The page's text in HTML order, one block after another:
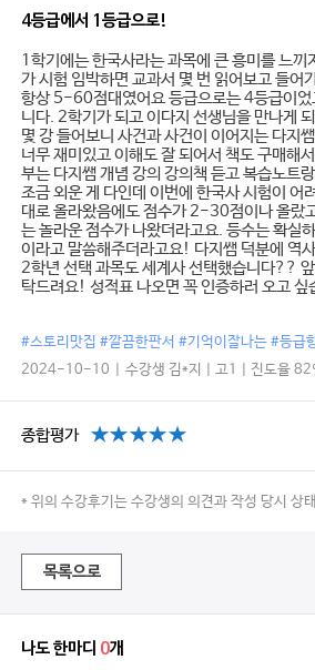
4등급에서 1등급으로!
1학기에는 한국사라는 과목에 큰 흥미를 느끼
가 시험 임박하면 교과서 몇 번 읽어보고 들어
항상 5-60점대였어요 등급으로는 4등급이
니다. 2학기가 되고 이다지 선생님을 만나게
몇 강 들어보니 사건과 사건이 이어지는 다지
너무 재미있고 이해도 잘 되어서 책도 구매해
부는 다지쌤 개념 강의 강의책 듣고 복습노트
조금 외운 게 다인데 이번에 한국사 시험이 어
대로 올라왔음에도 점수가 2-30점이나 올랐
는 놀라운 점수가 나왔더라고요. 등수는 확실
이라고 말씀해주더라고요! 다지쌤 덕분에 역
2학년 선택 과목도 세계사 선택했습니다??
탁드려요! 성적표 나오면 꼭 인증하러 오고 싶
#스토리맛집 #깔끔한판서 #기억이잘나는 #등급
2024-10-10 | 수강생 김*지 | 고1 | 진도율
종합평가
* 위의 수강후기는 수강생의 의견과 작성 당시 상
목록으로
나도 한마디 0개